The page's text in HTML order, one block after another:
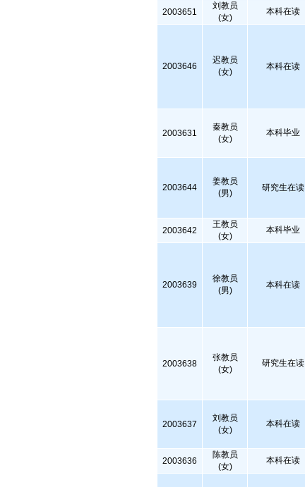
2003651
刘教员
(女)
本科在读
2003646
迟教员
(女)
本科在读
2003631
秦教员
(女)
本科毕业
2003644
姜教员
(男)
研究生在读
2003642
王教员
(女)
本科毕业
2003639
徐教员
(男)
本科在读
2003638
张教员
(女)
研究生在读
2003637
刘教员
(女)
本科在读
2003636
陈教员
(女)
本科在读